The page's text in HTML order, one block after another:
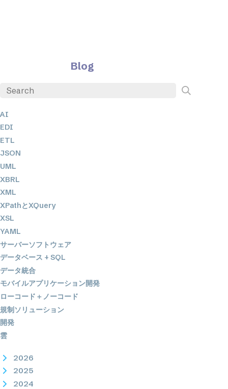
Blog
AI
EDI
ETL
JSON
UML
XBRL
XML
XPathとXQuery
XSL
YAML
サーバーソフトウェア
データベース + SQL
データ統合
モバイルアプリケーション開発
ローコード＋ノーコード
規制ソリューション
開発
雲
2026
2025
2024